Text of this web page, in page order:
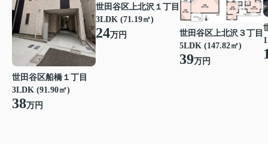
世田谷区船橋１丁目
3LDK (91.90㎡)
38万円
世田谷区上北沢１丁目
3LDK (71.19㎡)
24万円
世田谷区上北沢３丁目
5LDK (147.82㎡)
39万円